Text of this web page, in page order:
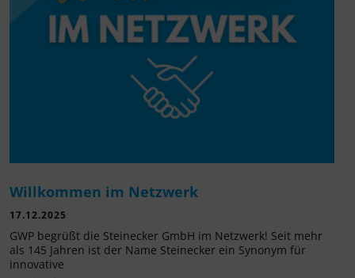
Willkommen im Netzwerk
17.12.2025
GWP begrüßt die Steinecker GmbH im Netzwerk! Seit mehr
als 145 Jahren ist der Name Steinecker ein Synonym für
innovative